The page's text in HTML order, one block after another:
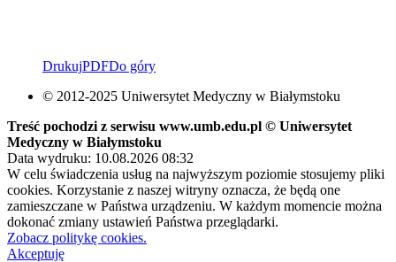
DrukujPDFDo góry
© 2012-2025 Uniwersytet Medyczny w Białymstoku
Treść pochodzi z serwisu www.umb.edu.pl © Uniwersytet
Medyczny w Białymstoku
Data wydruku: 10.08.2026 08:32
W celu świadczenia usług na najwyższym poziomie stosujemy pliki
cookies. Korzystanie z naszej witryny oznacza, że będą one
zamieszczane w Państwa urządzeniu. W każdym momencie można
dokonać zmiany ustawień Państwa przeglądarki.
Zobacz politykę cookies.
Akceptuję